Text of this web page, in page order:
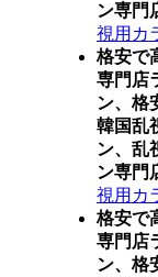
ン専門
視用カ
格安で
専門店
ン、格
韓国乱
ン、乱
ン専門
視用カ
格安で
専門店
ン、格